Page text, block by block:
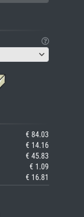
€ 84.03
€ 14.16
€ 45.83
€ 1.09
€ 16.81